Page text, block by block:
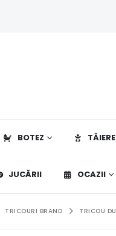
BOTEZ
JUCĂRII OCAZII
TRICOURI BRAND TRICOU